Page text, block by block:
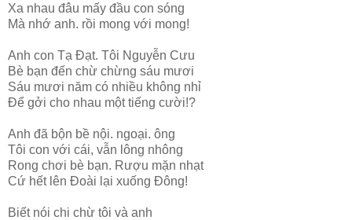
Xa nhau đâu mấy đầu con sóng
Mà nhớ anh. rồi mong với mong!
Anh con Tạ Đạt. Tôi Nguyễn Cưu
Bè bạn đến chừ chừng sáu mươi
Sáu mươi năm có nhiều không nhỉ
Để gởi cho nhau một tiếng cười!?
Anh đã bộn bề nội. ngoại. ông
Tôi con với cái, vẫn lông nhông
Rong chơi bè bạn. Rượu mặn nhạt
Cứ hết lên Đoài lại xuống Đông!
Biết nói chi chừ tôi và anh